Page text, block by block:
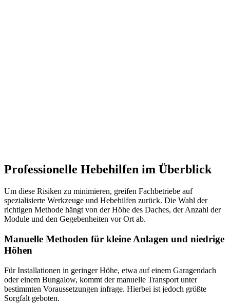
Professionelle Hebehilfen im Überblick
Um diese Risiken zu minimieren, greifen Fachbetriebe auf
spezialisierte Werkzeuge und Hebehilfen zurück. Die Wahl der
richtigen Methode hängt von der Höhe des Daches, der Anzahl der
Module und den Gegebenheiten vor Ort ab.
Manuelle Methoden für kleine Anlagen und niedrige
Höhen
Für Installationen in geringer Höhe, etwa auf einem Garagendach
oder einem Bungalow, kommt der manuelle Transport unter
bestimmten Voraussetzungen infrage. Hierbei ist jedoch größte
Sorgfalt geboten.